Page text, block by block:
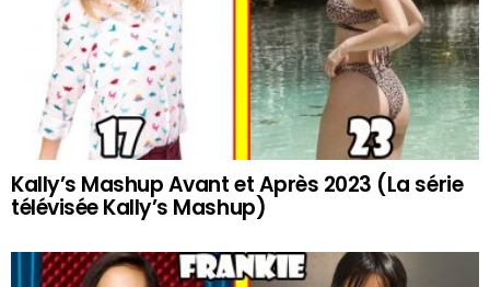
Kally’s Mashup Avant et Après 2023 (La série
télévisée Kally’s Mashup)